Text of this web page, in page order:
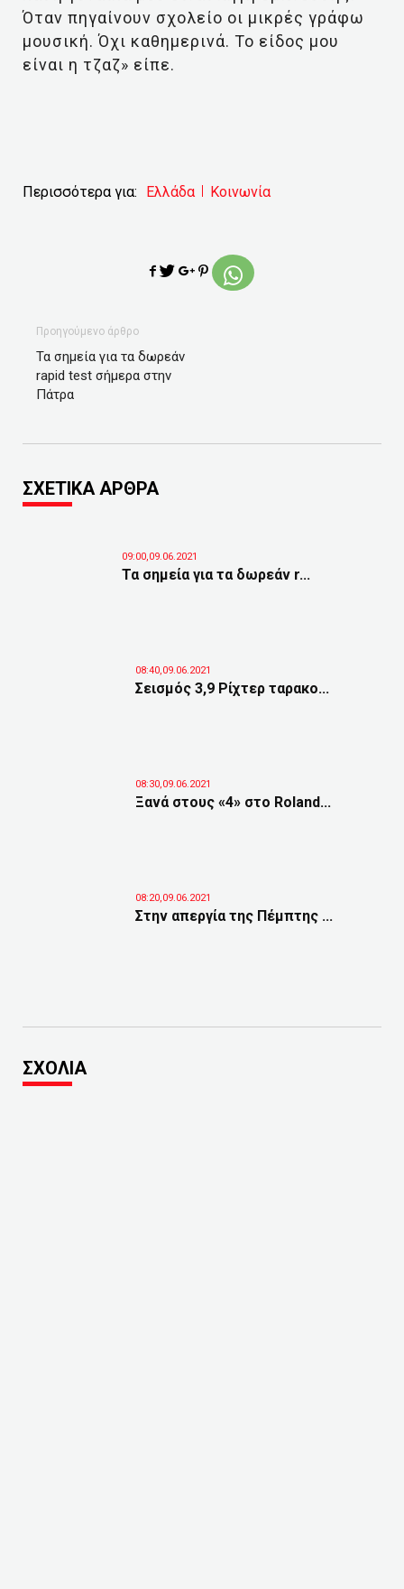
Όταν πηγαίνουν σχολείο οι μικρές γράφω
μουσική. Όχι καθημερινά. Το είδος μου
είναι η τζαζ» είπε.
Περισσότερα για: Ελλάδα Κοινωνία
Προηγούμενο άρθρο
Τα σημεία για τα δωρεάν
rapid test σήμερα στην
Πάτρα
ΣΧΕΤΙΚΑ ΑΡΘΡΑ
09:00,09.06.2021
Τα σημεία για τα δωρεάν r...
08:40,09.06.2021
Σεισμός 3,9 Ρίχτερ ταρακο...
08:30,09.06.2021
Ξανά στους «4» στο Roland...
08:20,09.06.2021
Στην απεργία της Πέμπτης ...
ΣΧΟΛΙΑ